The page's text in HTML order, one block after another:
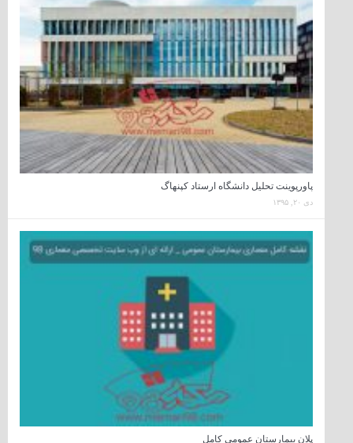
پاورپوینت تحلیل دانشگاه ارستاد کپنهاگ
دی ۲۰, ۱۳۹۵
پلان بیمارستان عمومی کامل